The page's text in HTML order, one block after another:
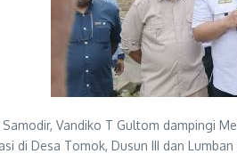
Vandiko T Gultom dampingi
di Desa Tomok, Dusun III dan